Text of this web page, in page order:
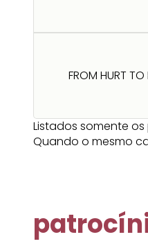
FROM HURT TO
Listados somente
Quando o mesmo